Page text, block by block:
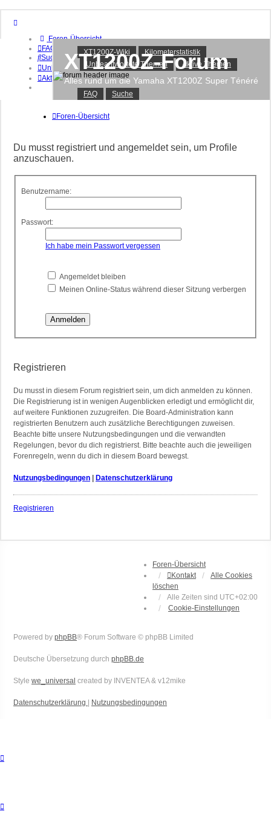
Foren-Übersicht
FAQ
Suche
Unbeantwortete Themen
Aktive Themen
Registrieren
XT1200Z-Wiki
Kilometerstatistik
Unbeantwortete Themen
Aktive Themen
XT1200Z-Forum
Alles rund um die Yamaha XT1200Z Super Ténéré
FAQ Suche
Foren-Übersicht
Du musst registriert und angemeldet sein, um Profile
anzuschauen.
Benutzername:
Passwort:
Ich habe mein Passwort vergessen
Angemeldet bleiben
Meinen Online-Status während dieser Sitzung verbergen
Registrieren
Du musst in diesem Forum registriert sein, um dich anmelden zu können.
Die Registrierung ist in wenigen Augenblicken erledigt und ermöglicht dir,
auf weitere Funktionen zuzugreifen. Die Board-Administration kann
registrierten Benutzern auch zusätzliche Berechtigungen zuweisen.
Beachte bitte unsere Nutzungsbedingungen und die verwandten
Regelungen, bevor du dich registrierst. Bitte beachte auch die jeweiligen
Forenregeln, wenn du dich in diesem Board bewegst.
Nutzungsbedingungen Datenschutzerklärung
Registrieren
Foren-Übersicht
Kontakt
Alle Cookies
löschen
Alle Zeiten sind UTC+02:00
Cookie-Einstellungen
Powered by phpBB® Forum Software © phpBB Limited
Deutsche Übersetzung durch phpBB.de
Style we_universal created by INVENTEA & v12mike
Datenschutzerklärung Nutzungsbedingungen